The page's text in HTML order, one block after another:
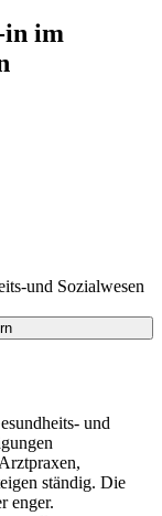
in im
und
ständig. Die
enger.